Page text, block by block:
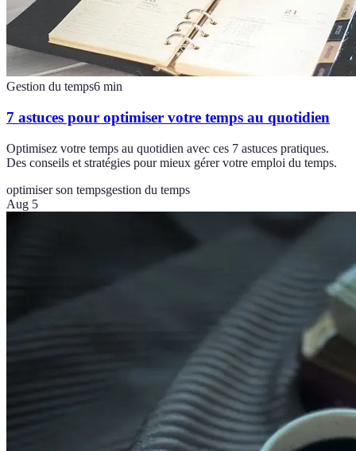
Gestion du temps6 min
7 astuces pour optimiser votre temps au quotidien
Optimisez votre temps au quotidien avec ces 7 astuces pratiques.
Des conseils et stratégies pour mieux gérer votre emploi du temps.
optimiser son tempsgestion du temps
Aug 5